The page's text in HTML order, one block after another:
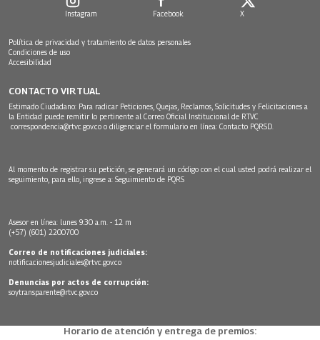
Instagram Facebook X
Política de privacidad y tratamiento de datos personales
Condiciones de uso
Accesibilidad
CONTACTO VIRTUAL
Estimado Ciudadano: Para radicar Peticiones, Quejas, Reclamos, Solicitudes y Felicitaciones a
la Entidad puede remitir lo pertinente al Correo Oficial Institucional de RTVC
correspondencia@rtvc.gov.co o diligenciar el formulario en línea: Contacto PQRSD.
Al momento de registrar su petición, se generará un código con el cual usted podrá realizar el
seguimiento, para ello, ingrese a: Seguimiento de PQRS
Asesor en línea: lunes 9:30 a.m. - 12 m
(+57) (601) 2200700
Correo de notificaciones judiciales:
notificacionesjudiciales@rtvc.gov.co
Denuncias por actos de corrupción:
soytransparente@rtvc.gov.co
Horario de atención y entrega de premios: